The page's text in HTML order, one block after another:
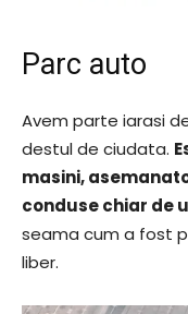
Parc auto
Avem parte iarasi
destul de ciudata.
masini,
conduse chiar de
seama cum a fost
liber.